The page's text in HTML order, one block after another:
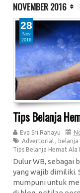
NOVEMBER 2016
Tips Belanja
Eva Sri Rahayu
Advertorial
,
Tips Belanja Hemat Ala
Dulur WB, sebagai
yang wajib dimiliki.
mumpuni untuk
28
Nov
2016